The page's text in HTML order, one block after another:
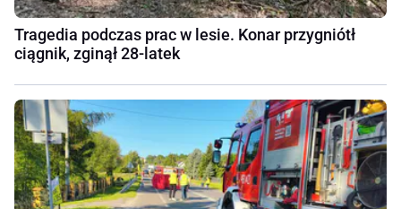
Tragedia podczas prac w lesie. Konar przygniótł
ciągnik, zginął 28-latek